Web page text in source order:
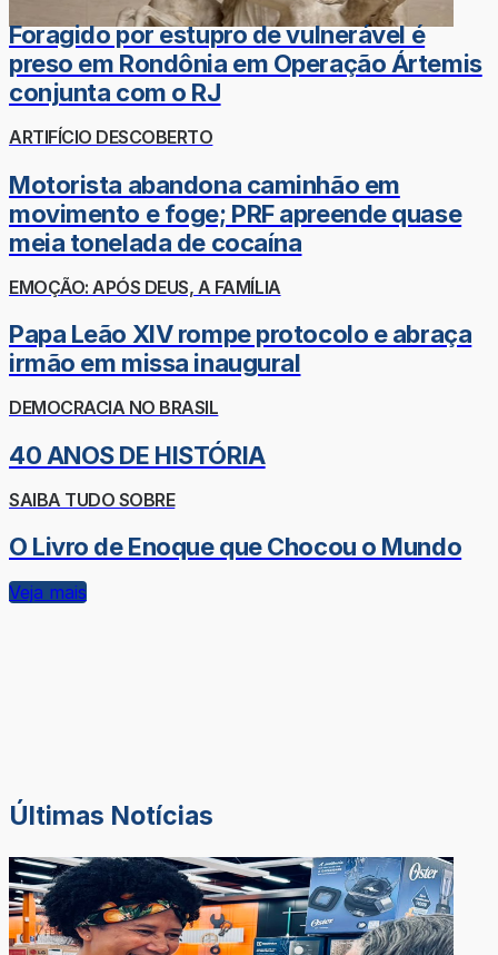
Foragido por estupro de vulnerável é
preso em Rondônia em Operação Ártemis
conjunta com o RJ
ARTIFÍCIO DESCOBERTO
Motorista abandona caminhão em
movimento e foge; PRF apreende quase
meia tonelada de cocaína
EMOÇÃO: APÓS DEUS, A FAMÍLIA
Papa Leão XIV rompe protocolo e abraça
irmão em missa inaugural
DEMOCRACIA NO BRASIL
40 ANOS DE HISTÓRIA
SAIBA TUDO SOBRE
O Livro de Enoque que Chocou o Mundo
Veja mais
Últimas Notícias